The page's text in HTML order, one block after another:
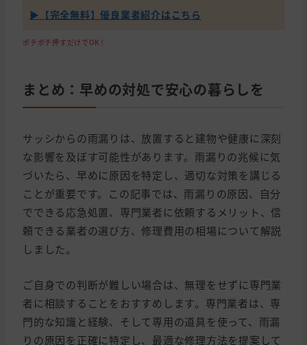
▶【完全無料】優良業者紹介はこちら
ポチポチ押すだけでOK！
まとめ：早めの対処で安心の暮らしを
サッシからの雨漏りは、放置すると建物や健康に深刻
な影響を及ぼす可能性があります。雨漏りの兆候に気
づいたら、早めに原因を特定し、適切な対策を講じる
ことが重要です。この記事では、雨漏りの原因、自分
でできる応急処置、専門業者に依頼するメリット、信
頼できる業者の選び方、修理費用の相場について解説
しました。
ご自身での判断が難しい場合は、無理をせずに専門業
者に相談することをおすすめします。専門業者は、専
門的な知識と経験、そして専用の道具を使って、雨漏
りの原因を正確に特定し、最適な修理方法を提案して